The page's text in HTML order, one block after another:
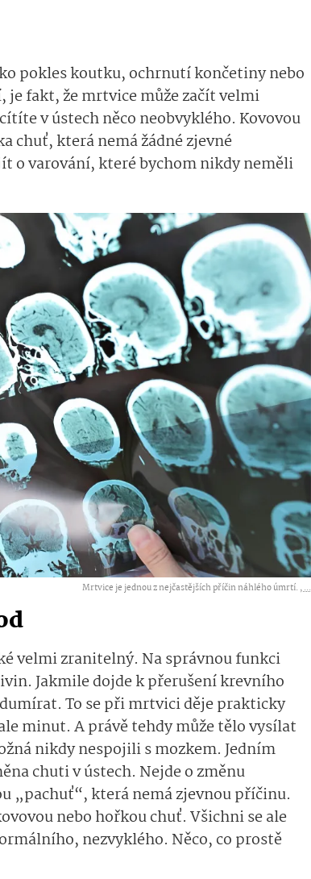
pokles koutku, ochrnutí končetiny nebo
je fakt, že mrtvice může začít velmi
v ústech něco neobvyklého. Kovovou
chuť, která nemá žádné zjevné
o varování, které bychom nikdy neměli
Mrtvice je jednou z nejčastějších příčin náhlého úmrtí. ,...
velmi zranitelný. Na správnou funkci
Jakmile dojde k přerušení krevního
To se při mrtvici děje prakticky
minut. A právě tehdy může tělo vysílat
nikdy nespojili s mozkem. Jedním
chuti v ústech. Nejde o změnu
„pachuť“, která nemá zjevnou příčinu.
nebo hořkou chuť. Všichni se ale
nezvyklého. Něco, co prostě